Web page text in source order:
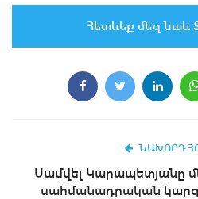
Հետևեք մեզ նաև
ՆԱԽՈՐԴ
Սամվել Կարապետյանը
սահմանադրական